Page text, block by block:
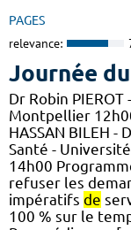
PAGES
relevance:
Journée
Dr Robin PIEROT -
Montpellier
HASSAN BILEH -
Santé - Université
14h00
refuser les
impératifs de
100 % sur le